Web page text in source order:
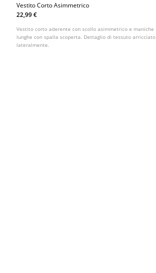
Vestito Corto Asimmetrico
22,99 €
Vestito corto aderente con scollo asimmetrico e maniche
lunghe con spalla scoperta. Dettaglio di tessuto arricciato
lateralmente.